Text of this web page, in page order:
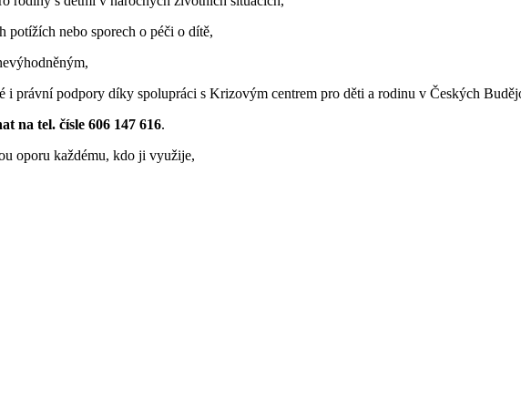
nebo sporech o péči o dítě,
i právní podpory díky spolupráci s Krizovým centrem pro děti a rodinu v Českých
na tel. čísle 606 147 616.
oporu každému, kdo ji využije,